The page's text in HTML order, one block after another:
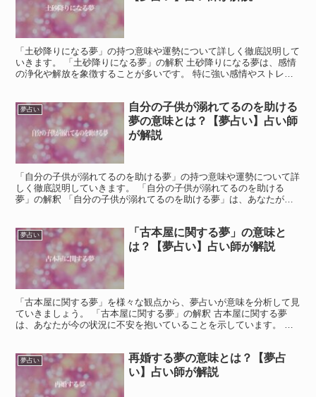
「土砂降りになる夢」の持つ意味や運勢について詳しく徹底説明して
いきます。 「土砂降りになる夢」の解釈 土砂降りになる夢は、感情
の浄化や解放を象徴することが多いです。 特に強い感情やストレス
夢占い
自分の子供が溺れてるのを助ける
夢の意味とは？【夢占い】占い師
が解説
「自分の子供が溺れてるのを助ける夢」の持つ意味や運勢について詳
しく徹底説明していきます。 「自分の子供が溺れてるのを助ける
夢」の解釈 「自分の子供が溺れてるのを助ける夢」は、あなたが現
夢占い
「古本屋に関する夢」の意味と
は？【夢占い】占い師が解説
「古本屋に関する夢」を様々な観点から、夢占いが意味を分析して見
ていきましょう。 「古本屋に関する夢」の解釈 古本屋に関する夢
は、あなたが今の状況に不安を抱いていることを示しています。 古
夢占い
再婚する夢の意味とは？【夢占
い】占い師が解説